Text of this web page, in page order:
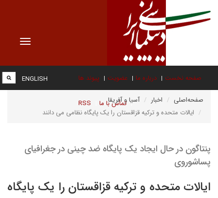
Toggle
صفحه نخست درباره ما عضویت پیوند ها
تماس با ما RSS
ENGLISH
صفحه‌اصلی اخبار
آسیا و آفریقا
ایالات متحده و ترکیه قزاقستان را یک پایگاه نظامی می دانند
پنتاگون در حال ایجاد یک پایگاه ضد چینی در جغرافیای
پساشوروی
ایالات متحده و ترکیه قزاقستان را یک پایگاه